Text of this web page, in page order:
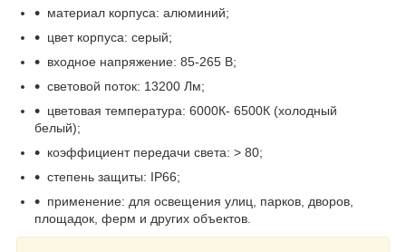
материал корпуса: алюминий;
цвет корпуса: серый;
входное напряжение: 85-265 В;
световой поток: 13200 Лм;
цветовая температура: 6000К- 6500К (холодный
белый);
коэффициент передачи света: > 80;
степень защиты: IP66;
применение: для освещения улиц, парков, дворов,
площадок, ферм и других объектов.